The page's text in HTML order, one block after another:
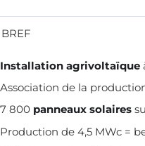
Installation agrivoltaïque
Association de la
7 800 panneaux solaires
Production de 4,5 MWc =